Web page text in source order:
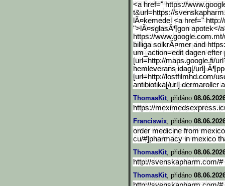
<a href=" https://
t&url=https://
lĂ¤kemedel <a href="
">lĂ¤sglasĂ¶gon apotek</
https://www.google.com.mt
billiga solkrĂ¤mer and
um_action=edit dagen efter
[url=http://maps.google.fi/
hemleverans idag[/url]
[url=http://lostfilmhd.com/
antibiotika[/url] dermaroller
ThomasKit, přidáno
https://
Franciswix, přidáno
order medicine from
cu/#]pharmacy in mexico
ThomasKit, přidáno
http://svenskapharm.com/
ThomasKit, přidáno